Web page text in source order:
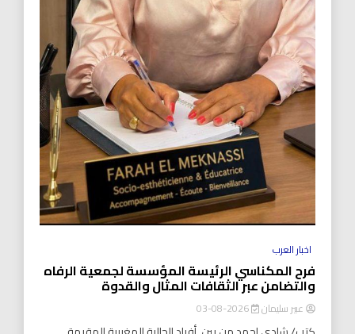
اخبار العرب
فرح المكناسي الرئيسة المؤسسة لجمعية الرفاه
والتضامن عبر الثقافات المثال والقدوة
عبير سليمان 2026-08-03